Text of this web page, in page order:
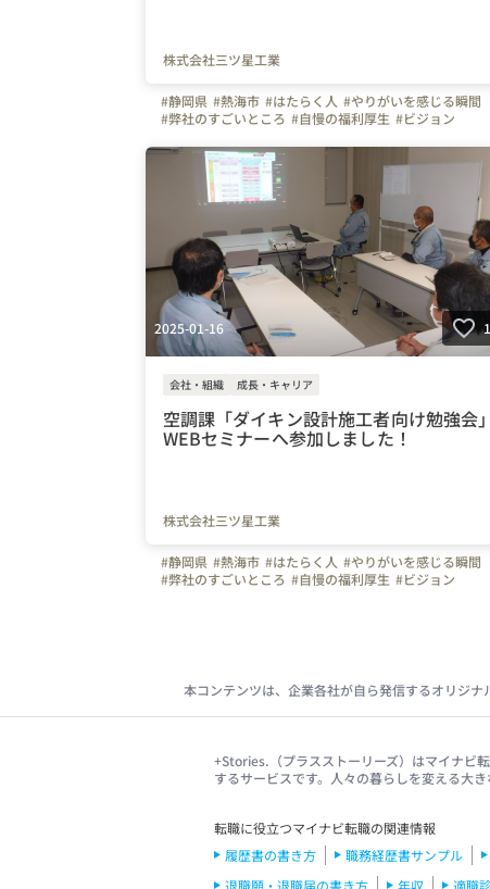
株式会社三ツ星工業
#静岡県 #熱海市 #はたらく人 #やりがいを感じる瞬間
#弊社のすごいところ #自慢の福利厚生 #ビジョン
#空調 #ものづくり #離職防止 #経験者 #未経験者
#Iターン #Uターン #株式会社三ツ星工業 #三ツ星工業
#熱海商工会議所
#モチベーションアップ
#写真で伝える会社の雰囲気
#会社の推しポイント
#設備
#成長実感
2025-01-16
会社・組織 成長・キャリア
空調課「ダイキン設計施工者向け勉強会」
WEBセミナーへ参加しました！
株式会社三ツ星工業
#静岡県 #熱海市 #はたらく人 #やりがいを感じる瞬間
#弊社のすごいところ #自慢の福利厚生 #ビジョン
#成長実感 #オフィスを紹介します
本コンテンツは、企業各社が自ら発信するオリジ
+Stories.（プラスストーリーズ）はマイナビ
するサービスです。人々の暮らしを変える大
転職に役立つマイナビ転職の関連情報
履歴書の書き方
職務経歴書サンプル
退職願・退職届の書き方
年収 適職